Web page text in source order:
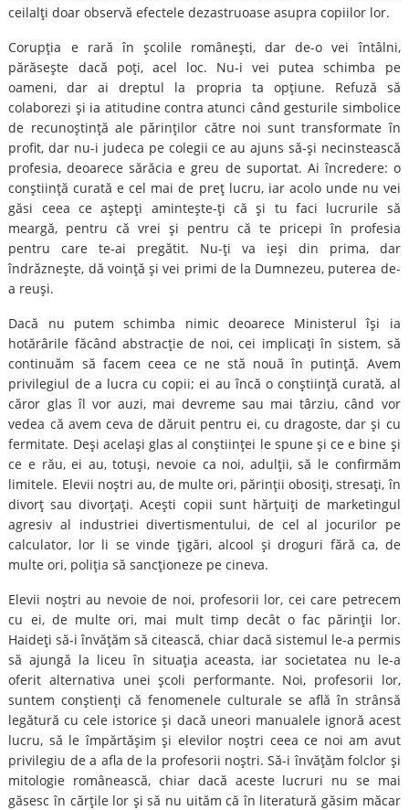
ceilalţi doar observă efectele dezastruoase asupra copiilor lor.
Corupţia e rară în şcolile româneşti, dar de-o vei întâlni,
părăseşte dacă poţi, acel loc. Nu-i vei putea schimba pe
oameni, dar ai dreptul la propria ta opţiune. Refuză să
colaborezi şi ia atitudine contra atunci când gesturile simbolice
de recunoştinţă ale părinţilor către noi sunt transformate în
profit, dar nu-i judeca pe colegii ce au ajuns să-şi necinstească
profesia, deoarece sărăcia e greu de suportat. Ai încredere: o
conştiinţă curată e cel mai de preţ lucru, iar acolo unde nu vei
găsi ceea ce aştepţi aminteşte-ţi că şi tu faci lucrurile să
meargă, pentru că vrei şi pentru că te pricepi în profesia
pentru care te-ai pregătit. Nu-ţi va ieşi din prima, dar
îndrăzneşte, dă voinţă şi vei primi de la Dumnezeu, puterea de-
a reuşi.
Dacă nu putem schimba nimic deoarece Ministerul îşi ia
hotărârile făcând abstracţie de noi, cei implicaţi în sistem, să
continuăm să facem ceea ce ne stă nouă în putinţă. Avem
privilegiul de a lucra cu copii; ei au încă o conştiinţă curată, al
căror glas îl vor auzi, mai devreme sau mai târziu, când vor
vedea că avem ceva de dăruit pentru ei, cu dragoste, dar şi cu
fermitate. Deşi acelaşi glas al conştiinţei le spune şi ce e bine şi
ce e rău, ei au, totuşi, nevoie ca noi, adulţii, să le confirmăm
limitele. Elevii noştri au, de multe ori, părinţii obosiţi, stresaţi, în
divorţ sau divorţaţi. Aceşti copii sunt hărţuiţi de marketingul
agresiv al industriei divertismentului, de cel al jocurilor pe
calculator, lor li se vinde ţigări, alcool şi droguri fără ca, de
multe ori, poliţia să sancţioneze pe cineva.
Elevii noştri au nevoie de noi, profesorii lor, cei care petrecem
cu ei, de multe ori, mai mult timp decât o fac părinţii lor.
Haideţi să-i învăţăm să citească, chiar dacă sistemul le-a permis
să ajungă la liceu în situaţia aceasta, iar societatea nu le-a
oferit alternativa unei şcoli performante. Noi, profesorii lor,
suntem conştienţi că fenomenele culturale se află în strânsă
legătură cu cele istorice şi dacă uneori manualele ignoră acest
lucru, să le împărtăşim şi elevilor noştri ceea ce noi am avut
privilegiu de a afla de la profesorii noştri. Să-i învăţăm folclor şi
mitologie românească, chiar dacă aceste lucruri nu se mai
găsesc în cărţile lor şi să nu uităm că în literatură găsim măcar